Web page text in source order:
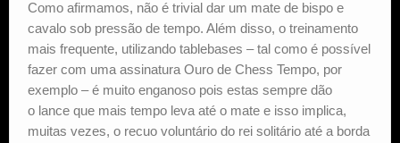
Como afirmamos, não é trivial dar um mate de bispo e
cavalo sob pressão de tempo. Além disso, o treinamento
mais frequente, utilizando tablebases – tal como é possível
fazer com uma assinatura Ouro de Chess Tempo, por
exemplo – é muito enganoso pois estas sempre dão
o lance que mais tempo leva até o mate e isso implica,
muitas vezes, o recuo voluntário do rei solitário até a borda